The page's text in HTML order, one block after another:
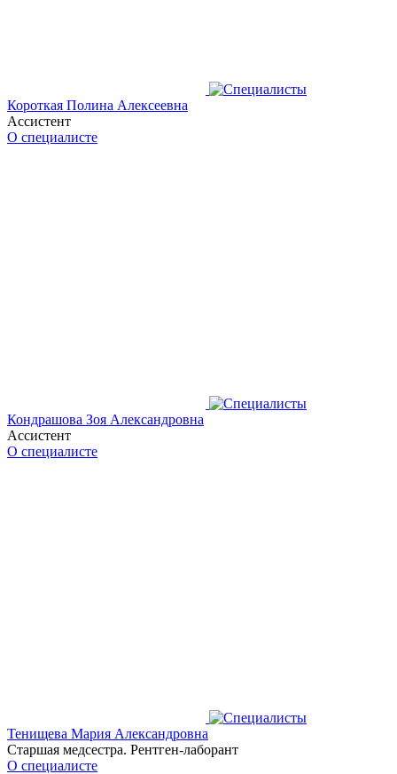
Короткая Полина Алексеевна
Ассистент
О специалисте
Кондрашова Зоя Александровна
Ассистент
О специалисте
Тенищева Мария Александровна
Старшая медсестра. Рентген-лаборант
О специалисте